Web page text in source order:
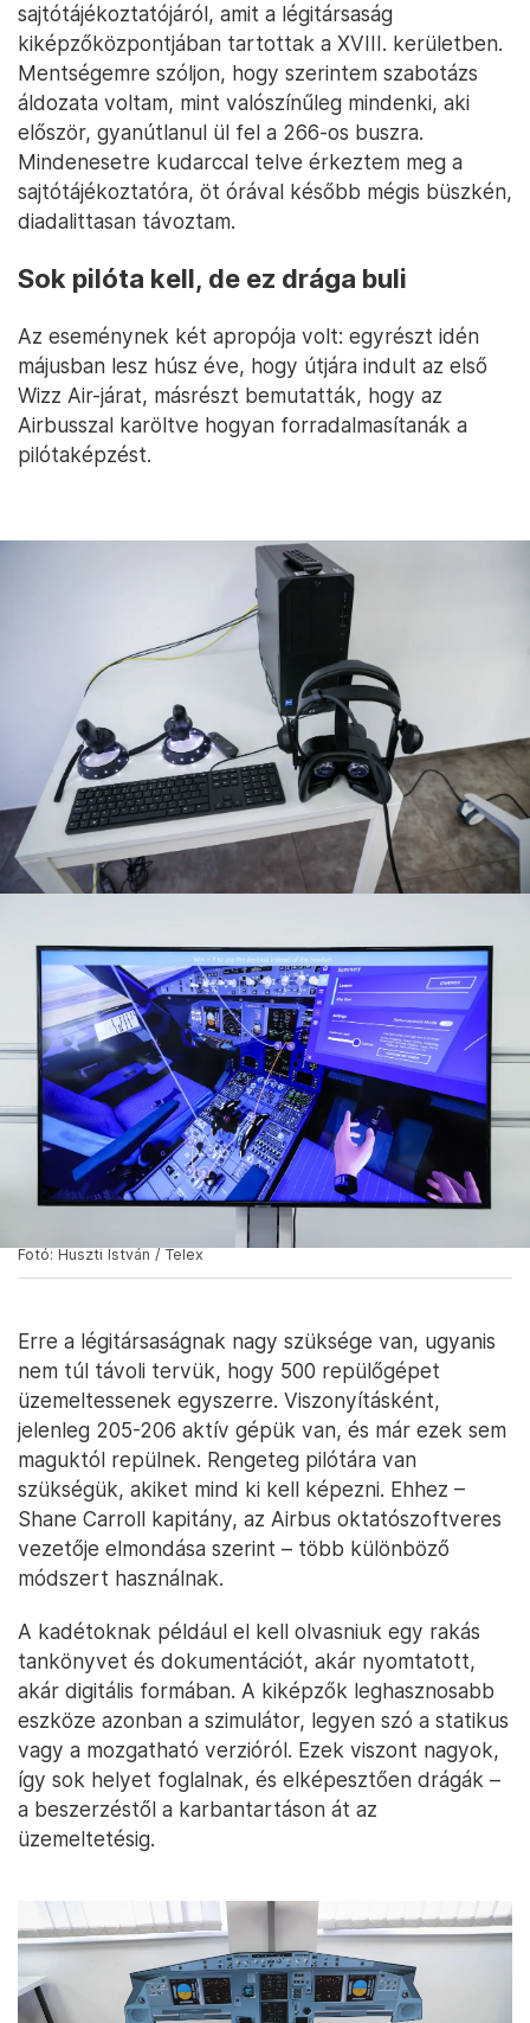
sajtótájékoztatójáról, amit a légitársaság
kiképzőközpontjában tartottak a XVIII. kerületben.
Mentségemre szóljon, hogy szerintem szabotázs
áldozata voltam, mint valószínűleg mindenki, aki
először, gyanútlanul ül fel a 266-os buszra.
Mindenesetre kudarccal telve érkeztem meg a
sajtótájékoztatóra, öt órával később mégis büszkén,
diadalittasan távoztam.
Sok pilóta kell, de ez drága buli
Az eseménynek két apropója volt: egyrészt idén
májusban lesz húsz éve, hogy útjára indult az első
Wizz Air-járat, másrészt bemutatták, hogy az
Airbusszal karöltve hogyan forradalmasítanák a
pilótaképzést.
Fotó: Huszti István / Telex
Erre a légitársaságnak nagy szüksége van, ugyanis
nem túl távoli tervük, hogy 500 repülőgépet
üzemeltessenek egyszerre. Viszonyításként,
jelenleg 205-206 aktív gépük van, és már ezek sem
maguktól repülnek. Rengeteg pilótára van
szükségük, akiket mind ki kell képezni. Ehhez –
Shane Carroll kapitány, az Airbus oktatószoftveres
vezetője elmondása szerint – több különböző
módszert használnak.
A kadétoknak például el kell olvasniuk egy rakás
tankönyvet és dokumentációt, akár nyomtatott,
akár digitális formában. A kiképzők leghasznosabb
eszköze azonban a szimulátor, legyen szó a statikus
vagy a mozgatható verzióról. Ezek viszont nagyok,
így sok helyet foglalnak, és elképesztően drágák –
a beszerzéstől a karbantartáson át az
üzemeltetésig.